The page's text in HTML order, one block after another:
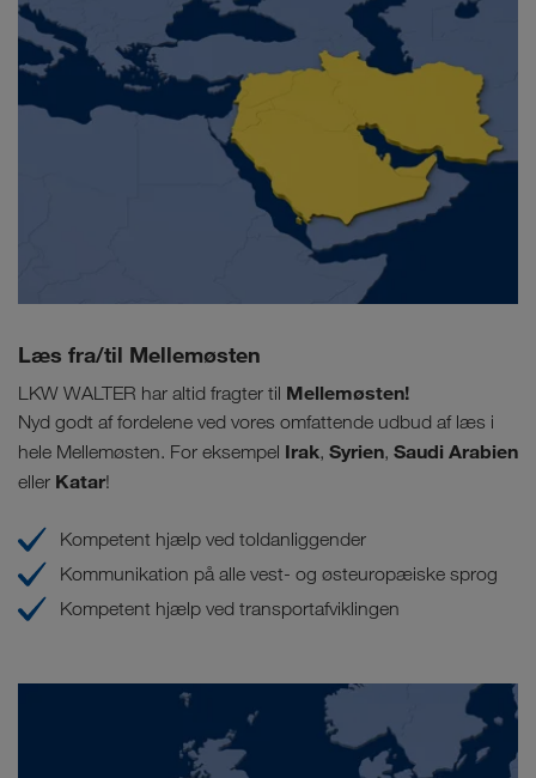
Læs fra/til Mellemøsten
LKW WALTER har altid fragter til Mellemøsten!
Nyd godt af fordelene ved vores omfattende udbud af læs i
hele Mellemøsten. For eksempel Irak, Syrien, Saudi Arabien
eller Katar!
Kompetent hjælp ved toldanliggender
Kommunikation på alle vest- og østeuropæiske sprog
Kompetent hjælp ved transportafviklingen